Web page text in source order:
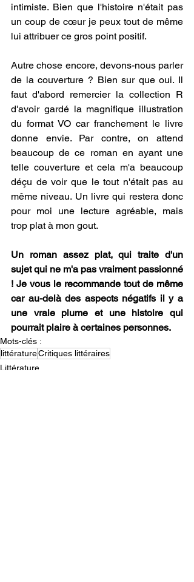
intimiste. Bien que l'histoire n'était pas
un coup de cœur je peux tout de même
lui attribuer ce gros point positif.
Autre chose encore, devons-nous parler
de la couverture ? Bien sur que oui. Il
faut d'abord remercier la collection R
d'avoir gardé la magnifique illustration
du format VO car franchement le livre
donne envie. Par contre, on attend
beaucoup de ce roman en ayant une
telle couverture et cela m'a beaucoup
déçu de voir que le tout n'était pas au
même niveau. Un livre qui restera donc
pour moi une lecture agréable, mais
trop plat à mon gout.
Un roman assez plat, qui traite d'un
sujet qui ne m'a pas vraiment passionné
! Je vous le recommande tout de même
car au-delà des aspects négatifs il y a
une vraie plume et une histoire qui
pourrait plaire à certaines personnes.
Mots-clés :
littératureCritiques littéraires
Littérature